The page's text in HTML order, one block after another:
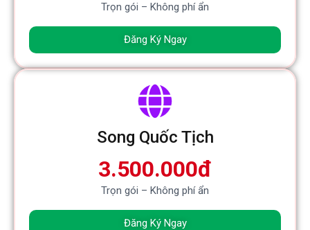
Trọn gói – Không phí ẩn
Đăng Ký Ngay
Song Quốc Tịch
3.500.000đ
Trọn gói – Không phí ẩn
Đăng Ký Ngay